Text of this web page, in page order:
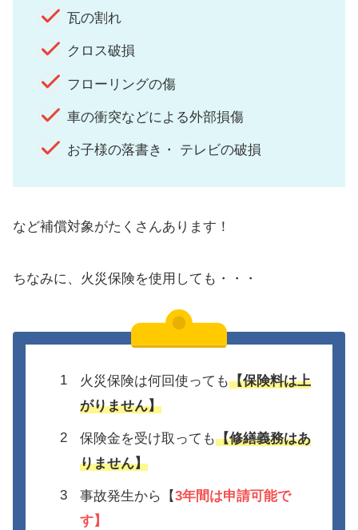
瓦の割れ
クロス破損
フローリングの傷
車の衝突などによる外部損傷
お子様の落書き・ テレビの破損
など補償対象がたくさんあります！
ちなみに、火災保険を使用しても・・・
火災保険は何回使っても【保険料は上
がりません】
保険金を受け取っても【修繕義務はあ
りません】
事故発生から【3年間は申請可能で
す】